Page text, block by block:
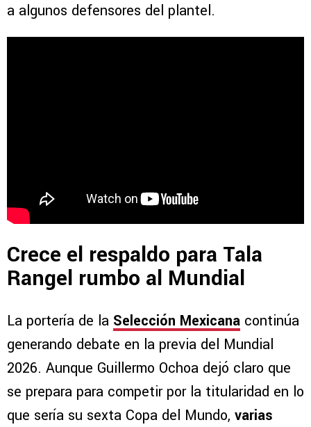
a algunos defensores del plantel.
Crece el respaldo para Tala
Rangel rumbo al Mundial
La portería de la Selección Mexicana continúa
generando debate en la previa del Mundial
2026. Aunque Guillermo Ochoa dejó claro que
se prepara para competir por la titularidad en lo
que sería su sexta Copa del Mundo, varias